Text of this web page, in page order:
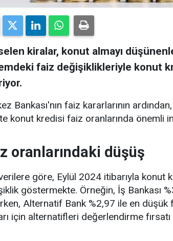
kiralar, konut almayı
faiz değişiklikleriyle konut
Bankası'nın faiz kararlarının
konut kredisi faiz oranlarında önemli
oranlarındaki düşüş
göre, Eylül 2024 itibarıyla konut
göstermekte. Örneğin, İş Bankası
Alternatif Bank %2,97 ile en düşük
için alternatifleri değerlendirme